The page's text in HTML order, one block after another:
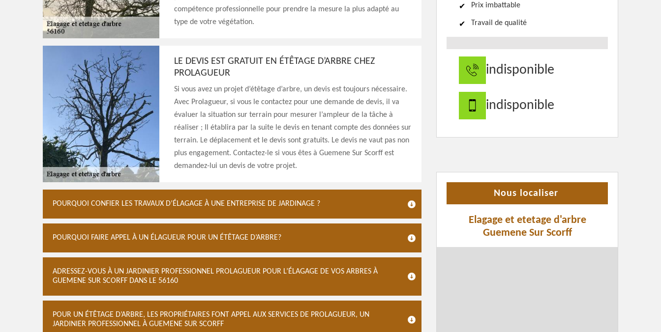
compétence professionnelle pour prendre la mesure la plus adapté au
type de votre végétation.
LE DEVIS EST GRATUIT EN ÉTÊTAGE D’ARBRE CHEZ
PROLAGUEUR
Si vous avez un projet d’étêtage d’arbre, un devis est toujours nécessaire.
Avec Prolagueur, si vous le contactez pour une demande de devis, il va
évaluer la situation sur terrain pour mesurer l’ampleur de la tâche à
réaliser ; Il établira par la suite le devis en tenant compte des données sur
terrain. Le déplacement et le devis sont gratuits. Le devis ne vaut pas non
plus engagement. Contactez-le si vous êtes à Guemene Sur Scorff est
demandez-lui un devis de votre projet.
POURQUOI CONFIER LES TRAVAUX D’ÉLAGAGE À UNE ENTREPRISE DE JARDINAGE ?
POURQUOI FAIRE APPEL À UN ÉLAGUEUR POUR UN ÉTÊTAGE D’ARBRE?
ADRESSEZ-VOUS À UN JARDINIER PROFESSIONNEL PROLAGUEUR POUR L’ÉLAGAGE DE VOS ARBRES À
GUEMENE SUR SCORFF DANS LE 56160
POUR UN ÉTÊTAGE D’ARBRE, LES PROPRIÉTAIRES FONT APPEL AUX SERVICES DE PROLAGUEUR, UN
JARDINIER PROFESSIONNEL À GUEMENE SUR SCORFF
Prix imbattable
Travail de qualité
indisponible
indisponible
Nous localiser
Elagage et etetage d'arbre
Guemene Sur Scorff